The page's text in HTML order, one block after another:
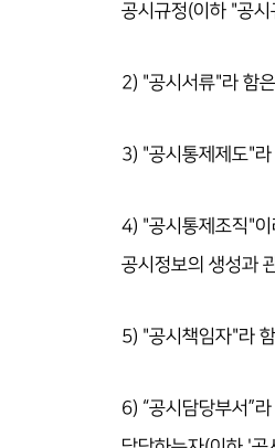
공시규정(이하 "공
2) "공시서류"라 함
3) "공시통제제도"
4) "공시통제조직"이
공시정보의 생성과
5) "공시책임자"라
6) “공시담당부서”